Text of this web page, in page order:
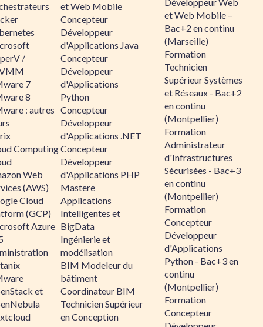
/
7
8
: autres
Computing
Web
(AWS)
Cloud
(GCP)
Azure
et
et Web Mobile
Concepteur
Développeur
d'Applications Java
Concepteur
Développeur
d'Applications
Python
Concepteur
Développeur
d'Applications .NET
Concepteur
Développeur
d'Applications PHP
Mastere
Applications
Intelligentes et
BigData
Ingénierie et
modélisation
BIM Modeleur du
bâtiment
Coordinateur BIM
Technicien Supérieur
en Conception
et Web Mobile –
Bac+2 en continu
(Marseille)
Formation
Technicien
Supérieur Systèmes
et Réseaux - Bac+2
en continu
(Montpellier)
Formation
Administrateur
d'Infrastructures
Sécurisées - Bac+3
en continu
(Montpellier)
Formation
Concepteur
Développeur
d'Applications
Python - Bac+3 en
continu
(Montpellier)
Formation
Concepteur